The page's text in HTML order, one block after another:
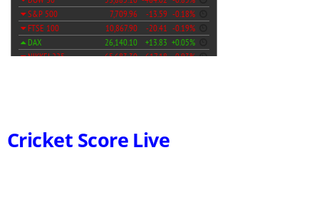
Cricket Score Live